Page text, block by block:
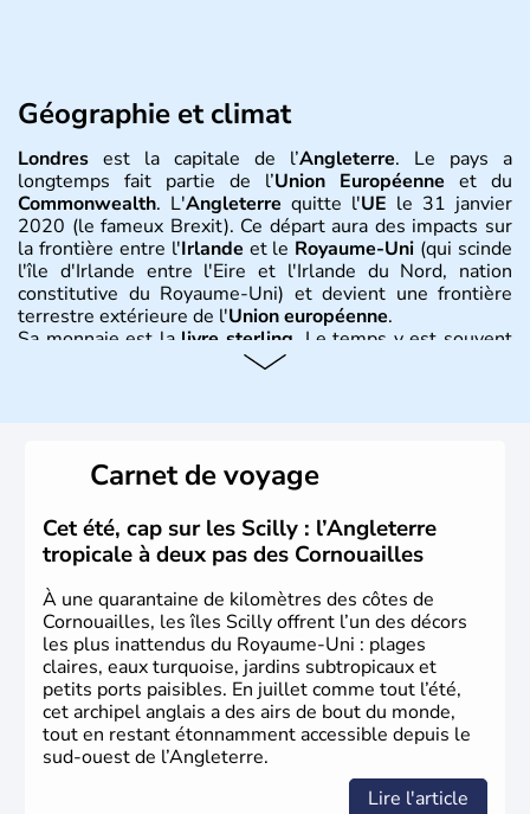
Géographie et climat
Londres est la capitale de l’Angleterre. Le pays a
longtemps fait partie de l’Union Européenne et du
Commonwealth. L'Angleterre quitte l'UE le 31 janvier
2020 (le fameux Brexit). Ce départ aura des impacts sur
la frontière entre l'Irlande et le Royaume-Uni (qui scinde
l'île d'Irlande entre l'Eire et l'Irlande du Nord, nation
constitutive du Royaume-Uni) et devient une frontière
terrestre extérieure de l'Union européenne.
Sa monnaie est lalivre sterling . Le temps y est souvent
instable avec de nombreuses précipitations : il s’agit d’un
Histoire et administration
L'Angleterre est l’une des quatre nations constitutives du
Royaume-Uni. Elle est peuplée de plus de 50 millions
d’habitants, les Anglais, et constitue à elle seule, près de
84% de la population de l’ensemble. Le pays s’est créé au
Xème siècle et tient son nom desAngles
germanique installé sur ces terres. Première démocratie
parlementaire au monde, elle doit son développement à
l’essor industriel du XIXème siècle.
Carnet de voyage
Cet été, cap sur les Scilly : l’Angleterre
tropicale à deux pas des Cornouailles
À une quarantaine de kilomètres des côtes de
Cornouailles, les îles Scilly offrent l’un des décors
les plus inattendus du Royaume-Uni : plages
claires, eaux turquoise, jardins subtropicaux et
petits ports paisibles. En juillet comme tout l’été,
cet archipel anglais a des airs de bout du monde,
tout en restant étonnamment accessible depuis le
sud-ouest de l’Angleterre.
Lire l'article